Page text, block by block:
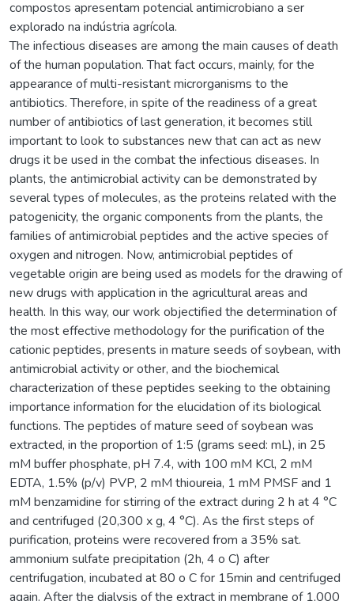
compostos apresentam potencial antimicrobiano a ser
explorado na indústria agrícola.
The infectious diseases are among the main causes of death
of the human population. That fact occurs, mainly, for the
appearance of multi-resistant microrganisms to the
antibiotics. Therefore, in spite of the readiness of a great
number of antibiotics of last generation, it becomes still
important to look to substances new that can act as new
drugs it be used in the combat the infectious diseases. In
plants, the antimicrobial activity can be demonstrated by
several types of molecules, as the proteins related with the
patogenicity, the organic components from the plants, the
families of antimicrobial peptides and the active species of
oxygen and nitrogen. Now, antimicrobial peptides of
vegetable origin are being used as models for the drawing of
new drugs with application in the agricultural areas and
health. In this way, our work objectified the determination of
the most effective methodology for the purification of the
cationic peptides, presents in mature seeds of soybean, with
antimicrobial activity or other, and the biochemical
characterization of these peptides seeking to the obtaining
importance information for the elucidation of its biological
functions. The peptides of mature seed of soybean was
extracted, in the proportion of 1:5 (grams seed: mL), in 25
mM buffer phosphate, pH 7.4, with 100 mM KCl, 2 mM
EDTA, 1.5% (p/v) PVP, 2 mM thioureia, 1 mM PMSF and 1
mM benzamidine for stirring of the extract during 2 h at 4 °C
and centrifuged (20,300 x g, 4 °C). As the first steps of
purification, proteins were recovered from a 35% sat.
ammonium sulfate precipitation (2h, 4 o C) after
centrifugation, incubated at 80 o C for 15min and centrifuged
again. After the dialysis of the extract in membrane of 1,000